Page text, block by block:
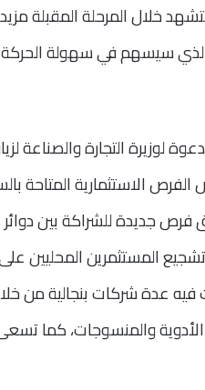
خلال المرحلة المقبلة
الذي سيسهم في سهولة
لوزيرة التجارة والصناعة
الاستثمارية المتاحة
جديدة للشراكة بين دوائر
المستثمرين المحليين على
عدة شركات بنجالية من
والمنسوجات، كما